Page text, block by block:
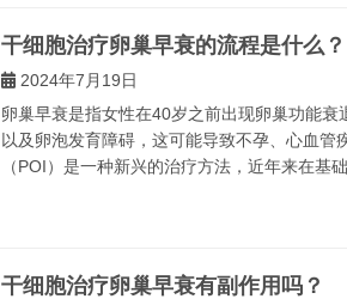
干细胞治疗卵巢早衰的流程是什么？
2024年7月19日
卵巢早衰是指女性在40岁之前出现卵巢功能
以及卵泡发育障碍，这可能导致不孕、心血
（POI）是一种新兴的治疗方法，近年来在基
干细胞治疗卵巢早衰有副作用吗？